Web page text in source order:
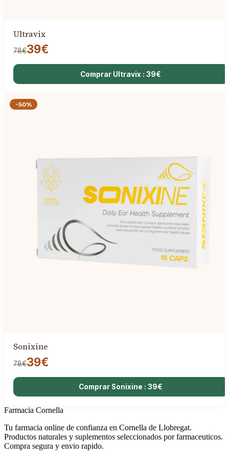
Ultravix
78€39€
Comprar Ultravix : 39€
-50%
Sonixine
78€39€
Comprar Sonixine : 39€
Farmacia Cornella
Tu farmacia online de confianza en Cornella de Llobregat.
Productos naturales y suplementos seleccionados por farmaceuticos.
Compra segura y envio rapido.